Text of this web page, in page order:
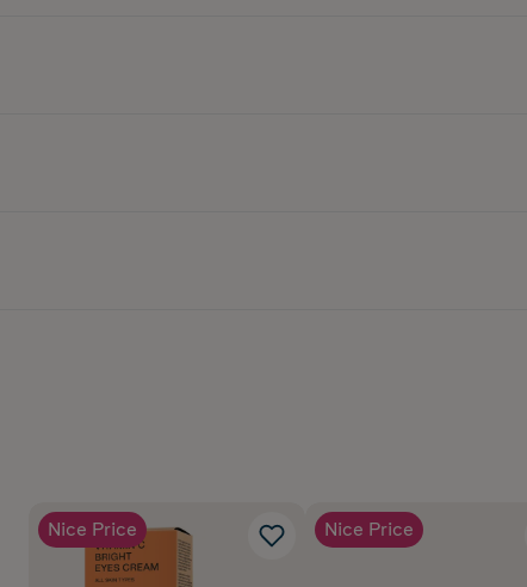
Nice Price Nice Price